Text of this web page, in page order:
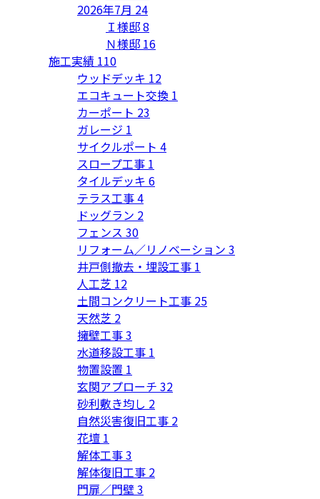
2026年7月 24
Ｉ様邸8
Ｎ様邸 16
施工実績 110
ウッドデッキ 12
エコキュート交換 1
カーポート 23
ガレージ 1
サイクルポート 4
スロープ工事 1
タイルデッキ 6
テラス工事4
ドッグラン 2
フェンス 30
リフォーム／リノベーション 3
井戸側撤去・埋設工事 1
人工芝 12
土間コンクリート工事 25
天然芝 2
擁壁工事3
水道移設工事 1
物置設置 1
玄関アプローチ 32
砂利敷き均し 2
自然災害復旧工事 2
花壇 1
解体工事3
解体復旧工事 2
門扉／門壁3